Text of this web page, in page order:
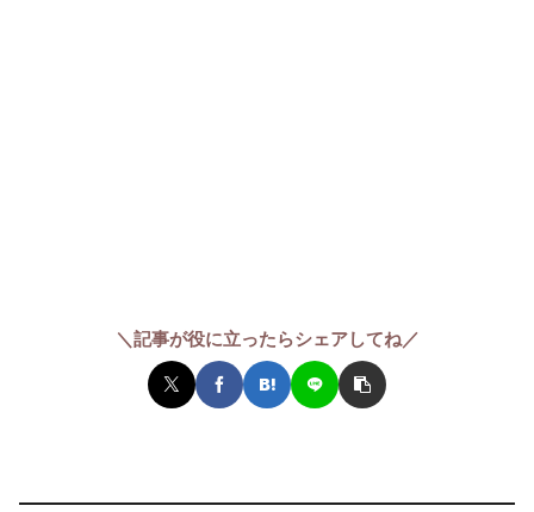
＼記事が役に立ったらシェアしてね／